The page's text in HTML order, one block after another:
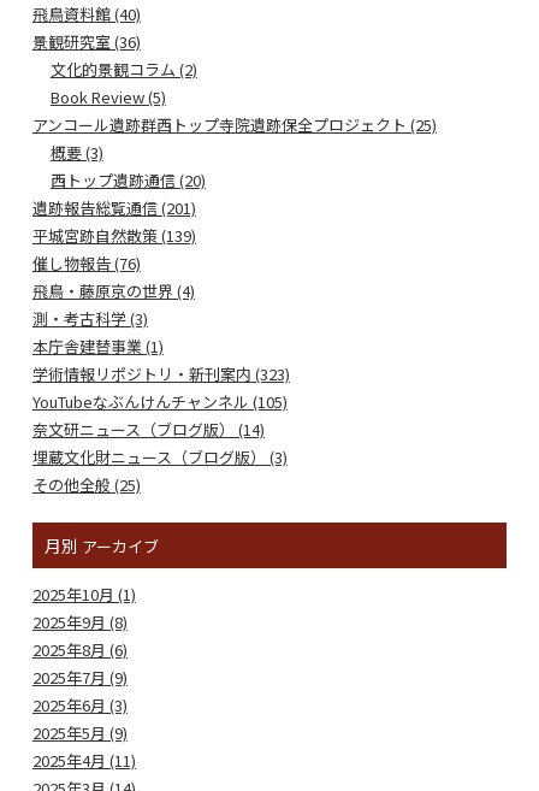
飛鳥資料館 (40)
景観研究室 (36)
文化的景観コラム (2)
Book Review (5)
アンコール遺跡群西トップ寺院遺跡保全プロジェクト (25)
概要 (3)
西トップ遺跡通信 (20)
遺跡報告総覧通信 (201)
平城宮跡自然散策 (139)
催し物報告 (76)
飛鳥・藤原京の世界 (4)
測・考古科学 (3)
本庁舎建替事業 (1)
学術情報リポジトリ・新刊案内 (323)
YouTubeなぶんけんチャンネル (105)
奈文研ニュース（ブログ版） (14)
埋蔵文化財ニュース（ブログ版） (3)
その他全般 (25)
月別 アーカイブ
2025年10月 (1)
2025年9月 (8)
2025年8月 (6)
2025年7月 (9)
2025年6月 (3)
2025年5月 (9)
2025年4月 (11)